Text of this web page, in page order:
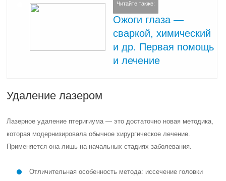
Читайте также:
Ожоги глаза —
сваркой, химический
и др. Первая помощь
и лечение
Удаление лазером
Лазерное удаление птеригиума — это достаточно новая методика,
которая модернизировала обычное хирургическое лечение.
Применяется она лишь на начальных стадиях заболевания.
Отличительная особенность метода: иссечение головки